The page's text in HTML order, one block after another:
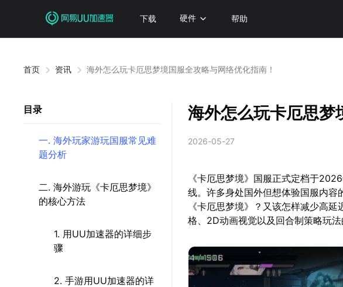
下载 硬件 帮助
首页 资讯 海外怎么玩卡厄思梦境国服全攻略与网络优化指南！
目录
一. 海外玩家游玩国服常见难
题分析
二. 海外游玩《卡厄思梦境》
的核心方法
1. 用UU加速器的详细步
骤
2. 手游用UU加速器的详
海外怎么玩卡厄思梦
2026-05-27
《卡厄思梦境》国服正式定档于
线。许多身处国外但想体验国服内
《卡厄思梦境》？又该怎样减少高
格、2D动画视觉以及回合制策略玩